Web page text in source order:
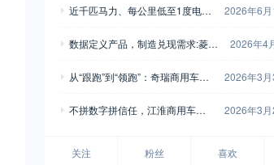
近千匹马力、每公里低至1度电！
2026年6
数据定义产品，制造兑现需求:菱势
2026年4
从“跟跑”到“领跑”：奇瑞商用车以F
2026年3
不拼数字拼信任，江淮商用车用6
2026年3
关注 粉丝 喜欢